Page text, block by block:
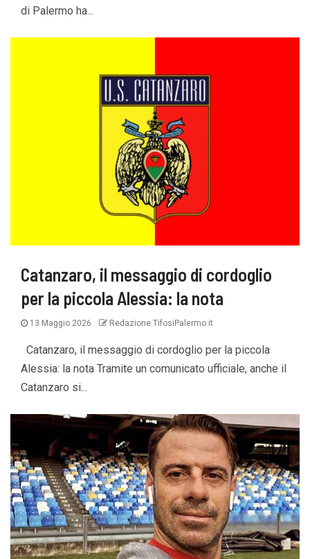
di Palermo ha...
Catanzaro, il messaggio di cordoglio
per la piccola Alessia: la nota
13 Maggio 2026 Redazione TifosiPalermo.it
Catanzaro, il messaggio di cordoglio per la piccola
Alessia: la nota Tramite un comunicato ufficiale, anche il
Catanzaro si...